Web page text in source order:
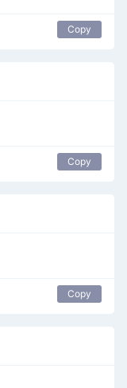
Copy
Copy
Copy